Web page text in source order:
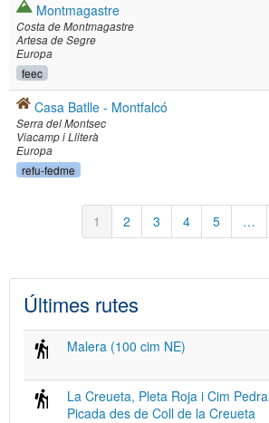
Montmagastre
Costa de Montmagastre
Artesa de Segre
Europa
feec
Casa Batlle - Montfalcó
Serra del Montsec
Viacamp i Lliterà
Europa
refu-fedme
Pàgina
actual
1 Pàgina
2 Pàgina
3 Pàgina
4 Pàgina
5 …
Últimes rutes
Malera (100 cim NE)
La Creueta, Pleta Roja i Cim Pedra
Picada des de Coll de la Creueta